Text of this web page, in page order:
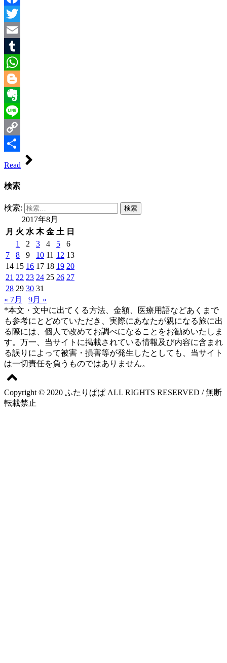
Facebook
Twitter
Email
Tumblr
WhatsApp
Blogger
Evernote
Line
Copy
Read
検索
検索:
2017年8月
月 火 水 木 金 土 日
1
2 3 4 5
6
7
8 9 10 11 12 13
14 15 16 17 18 19 20
21 22 23 24 25 26 27
28 29 30 31
« 7月
9月 »
*本文・文中に出てくる方法、金額、医療用語などあくまで
も参考にとどめていただき、実際にあなたが親になる旅に出
る際には、個人で改めてお調べになることをお勧めいたしま
す。万一、当サイトに掲載されている情報及び内容に含まれ
る誤りによって被害・損害等が発生したとしても、当サイト
は一切責任を負うものではありません。
Copyright © 2020 ふたりぱぱ ALL RIGHTS RESERVED / 無断
転載禁止